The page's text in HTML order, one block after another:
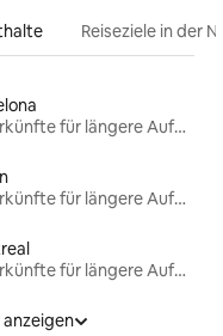
Reiseziele in der
Unterkünfte für längere Aufenthalte
Unterkünfte für längere Aufenthalte
Unterkünfte für längere Aufenthalte
anzeigen